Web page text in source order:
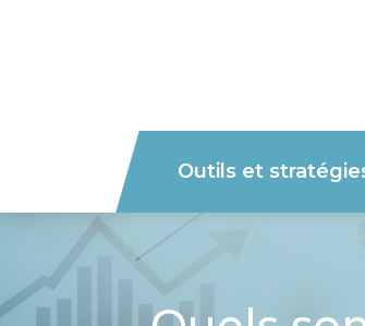
Outils et